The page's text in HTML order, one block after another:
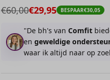
BESPAAR€30,05
Aanbiedingsprijs
€29,95
Normale prijs
€60,00
"De bh's van Comfit
en geweldige
waar ik altijd naar op